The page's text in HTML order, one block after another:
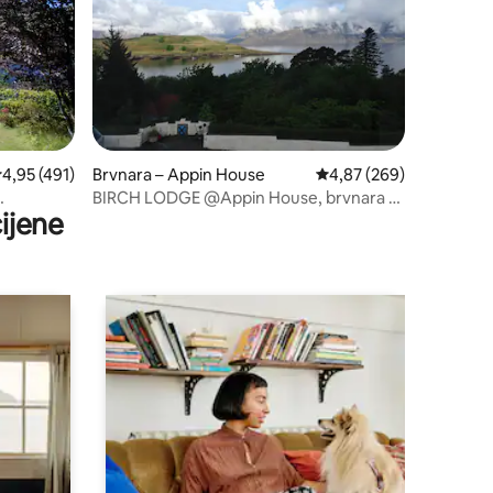
ocjena: 4,95/5, recenzija: 491
4,95 (491)
Brvnara – Appin House Prosječna ocjena:
4,87 (269)
BIRCH LODGE @Appin House, brvnara u